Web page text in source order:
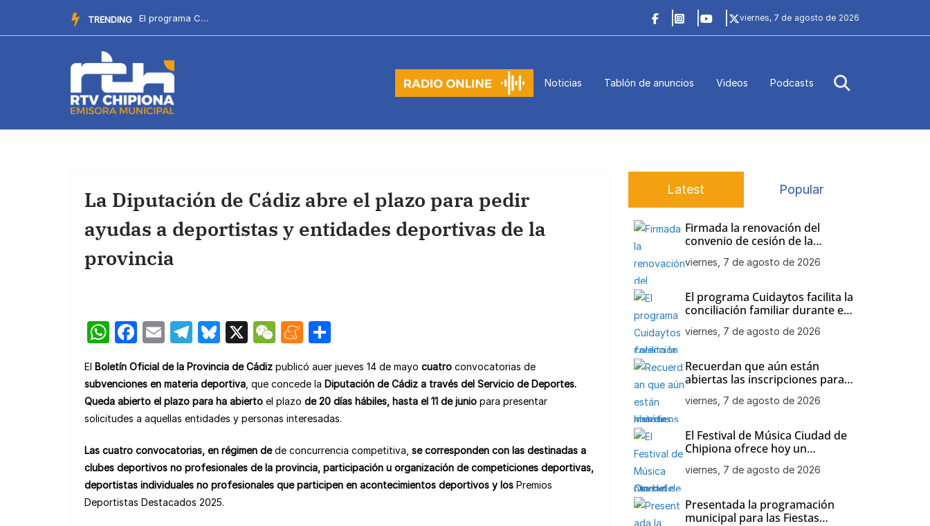
TRENDING El programa Cuidaytos facilita la conciliación familiar dur... viernes, 7 de agosto de 2026
Noticias Tablón de anuncios Videos Podcasts
La Diputación de Cádiz abre el plazo para pedir
ayudas a deportistas y entidades deportivas de la
provincia
W
at
s
A
p
p
F
c
e
b
o
o
k
E
ail
T
e
gr
a
m
Bl
e
s
k
y
X
W
C
h
at
M
n
e
a
m
e
m
p
ar
tir
El Boletín Oficial de la Provincia de Cádiz publicó auer jueves 14 de mayo cuatro convocatorias de
subvenciones en materia deportiva, que concede la Diputación de Cádiz a través del Servicio de Deportes.
Queda abierto el plazo para ha abierto el plazo de20 días hábiles, hasta el 11 de junio para presentar
solicitudes a aquellas entidades y personas interesadas.
Las cuatro convocatorias, en régimen dede concurrencia competitiva, se corresponden con las destinadas a
clubes deportivos no profesionales de la provincia, participación u organización de competiciones deportivas,
deportistas individuales no profesionales que participen en acontecimientos deportivos y los Premios
Deportistas Destacados 2025.
Latest Popular
Firmada la renovación del
convenio de cesión de la
barcos históricos de Julio
Chipiona
viernes, 7 de agosto de 2026
El programa Cuidaytos facilita la
conciliación familiar durante el
viernes, 7 de agosto de 2026
Recuerdan que aún están
abiertas las inscripciones para
Chipiona
viernes, 7 de agosto de 2026
El Festival de Música Ciudad de
Chipiona ofrece hoy un
Flamenca
viernes, 7 de agosto de 2026
Presentada la programación
municipal para las Fiestas